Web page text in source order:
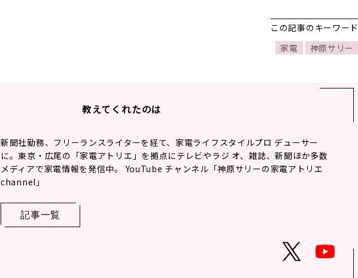
この記事のキーワード
家電
神原サリー
教えてくれたのは
新聞社勤務、フリーランスライターを経て、家電ライフスタイルプロ デューサー
に。東京・広尾の「家電アトリエ」を拠点にテレビやラジ オ、雑誌、新聞ほか多数
メディアで家電情報を発信中。 YouTube チャンネル「神原サリーの家電アトリエ
channel」
記事一覧